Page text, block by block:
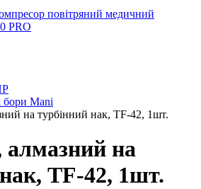
повітряний медичний
PRO
бори Mani
на турбінний нак, TF-42, 1шт.
на
TF-42, 1шт.